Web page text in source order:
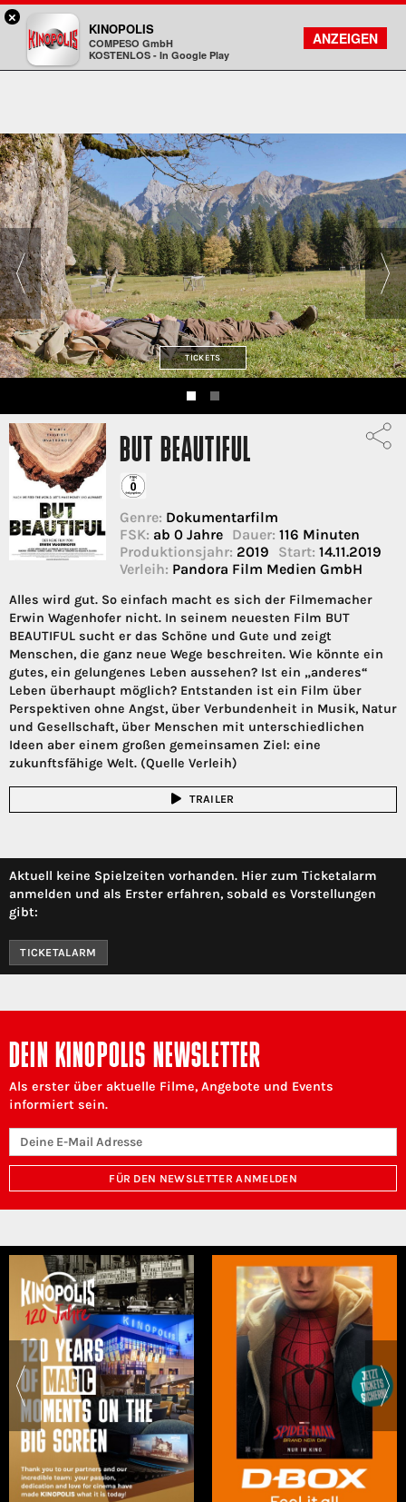
Kinopolis
FILMSUCHE
KONTO
TICKETS
BUT BEAUTIFUL
Genre: Dokumentarfilm
FSK: ab 0 Jahre Dauer: 116 Minuten
Produktionsjahr: 2019 Start: 14.11.2019
Verleih: Pandora Film Medien GmbH
Alles wird gut. So einfach macht es sich der Filmemacher
Erwin Wagenhofer nicht. In seinem neuesten Film BUT
BEAUTIFUL sucht er das Schöne und Gute und zeigt
Menschen, die ganz neue Wege beschreiten. Wie könnte ein
gutes, ein gelungenes Leben aussehen? Ist ein „anderes“
Leben überhaupt möglich? Entstanden ist ein Film über
Perspektiven ohne Angst, über Verbundenheit in Musik, Natur
und Gesellschaft, über Menschen mit unterschiedlichen
Ideen aber einem großen gemeinsamen Ziel: eine
zukunftsfähige Welt. (Quelle Verleih)
TRAILER
Aktuell keine Spielzeiten vorhanden. Hier zum Ticketalarm
anmelden und als Erster erfahren, sobald es Vorstellungen
gibt:
TICKETALARM
DEIN KINOPOLIS NEWSLETTER
Als erster über aktuelle Filme, Angebote und Events
informiert sein.
FÜR DEN NEWSLETTER ANMELDEN
×
KINOPOLIS
COMPESO GmbH
KOSTENLOS - In Google Play
ANZEIGEN